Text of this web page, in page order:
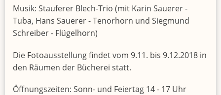
Musik: Stauferer Blech-Trio (mit Karin Sauerer -
Tuba, Hans Sauerer - Tenorhorn und Siegmund
Schreiber - Flügelhorn)
Die Fotoausstellung findet vom 9.11. bis 9.12.2018 in
den Räumen der Bücherei statt.
Öffnungszeiten: Sonn- und Feiertag 14 - 17 Uhr